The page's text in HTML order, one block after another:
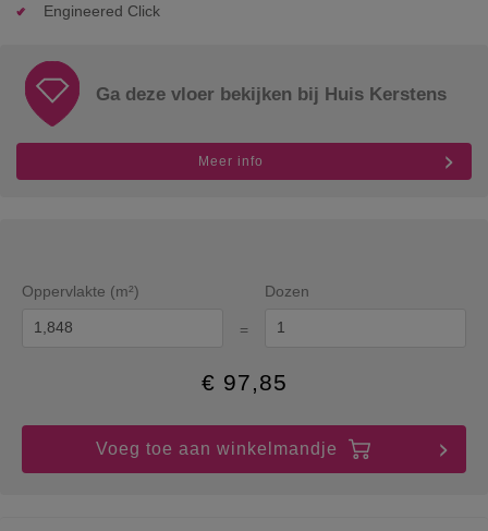
Engineered Click
Ga deze vloer bekijken bij Huis Kerstens
Meer info
Oppervlakte (m²)
=
Dozen
€ 97,85
Voeg toe aan winkelmandje